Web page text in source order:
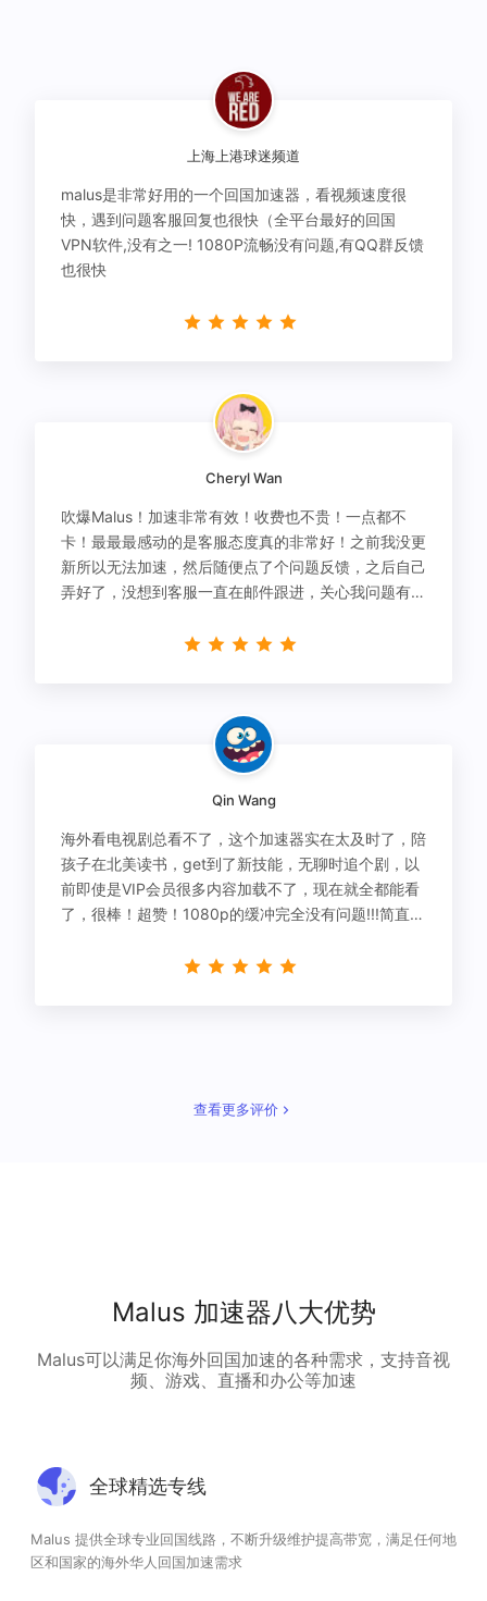
上海上港球迷频道
malus是非常好用的一个回国加速器，看视频速度很
快，遇到问题客服回复也很快（全平台最好的回国
VPN软件,没有之一! 1080P流畅没有问题,有QQ群反馈
也很快
Cheryl Wan
吹爆Malus！加速非常有效！收费也不贵！一点都不
卡！最最最感动的是客服态度真的非常好！之前我没更
新所以无法加速，然后随便点了个问题反馈，之后自己
弄好了，没想到客服一直在邮件跟进，关心我问题有没
Qin Wang
海外看电视剧总看不了，这个加速器实在太及时了，陪
孩子在北美读书，get到了新技能，无聊时追个剧，以
前即使是VIP会员很多内容加载不了，现在就全都能看
了，很棒！超赞！1080p的缓冲完全没有问题!!!简直救
查看更多评价
Malus 加速器八大优势
Malus可以满足你海外回国加速的各种需求，支持音视
频、游戏、直播和办公等加速
全球精选专线
Malus 提供全球专业回国线路，不断升级维护提高带宽，满足任何地
区和国家的海外华人回国加速需求